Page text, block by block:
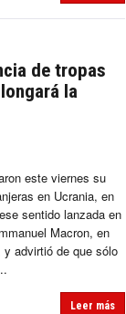
de tropas
la
este viernes su
en Ucrania, en
sentido lanzada en
Macron, en
advirtió de que sólo
Leer más